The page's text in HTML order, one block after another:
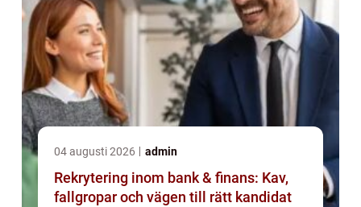
04 augusti 2026 admin
Rekrytering inom bank & finans: Kav,
fallgropar och vägen till rätt kandidat